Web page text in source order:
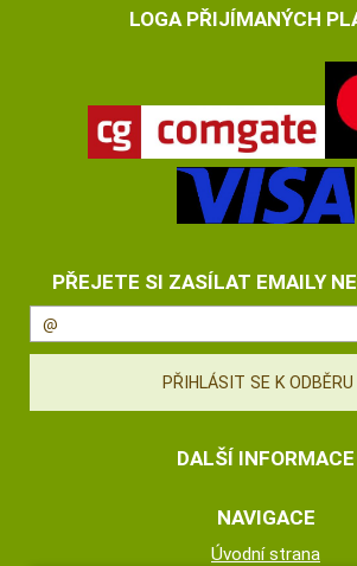
LOGA PŘIJÍMANÝCH
PŘEJETE SI ZASÍLAT EMAILY
DALŠÍ INFORMACE
NAVIGACE
Úvodní strana